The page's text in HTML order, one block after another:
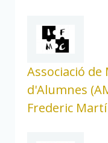
Associació de
d'Alumnes
Frederic